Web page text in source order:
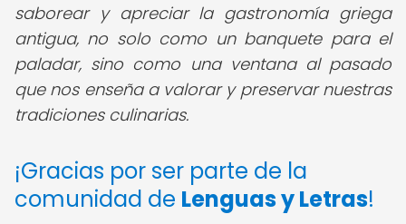
saborear y apreciar la gastronomía griega
antigua, no solo como un banquete para el
paladar, sino como una ventana al pasado
que nos enseña a valorar y preservar nuestras
tradiciones culinarias.
¡Gracias por ser parte de la
comunidad de Lenguas y Letras!